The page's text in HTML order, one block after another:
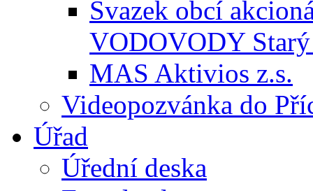
Svazek obcí
VODOVODY Starý
MAS Aktivios z.s.
Videopozvánka do
Úřad
Úřední deska